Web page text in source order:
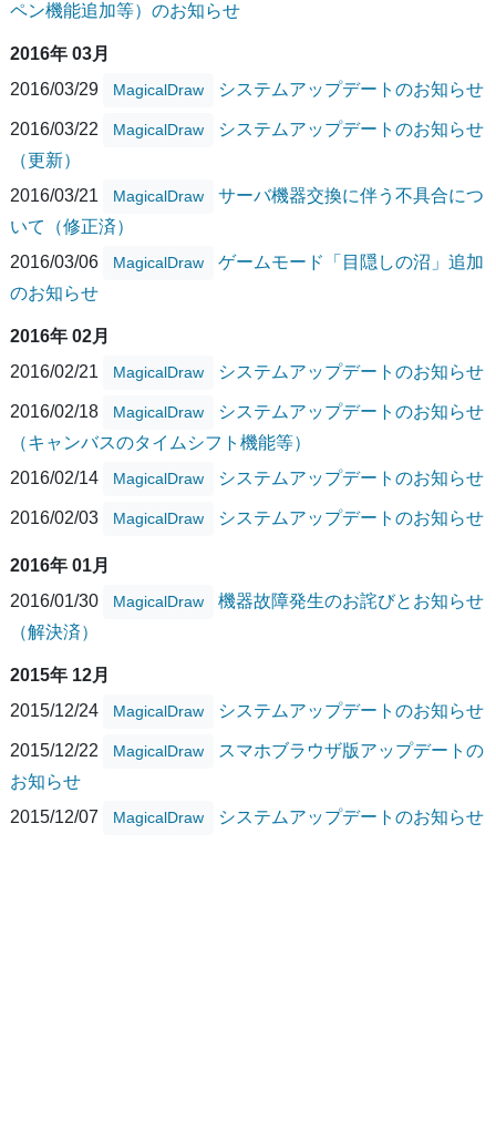
ペン機能追加等）のお知らせ
2016年 03月
2016/03/29
MagicalDraw システムアップデートのお知らせ
2016/03/22 MagicalDraw
システムアップデートのお知らせ
（更新）
2016/03/21
MagicalDraw
サーバ機器交換に伴う不具合につ
いて（修正済）
2016/03/06
MagicalDraw
ゲームモード「目隠しの沼」追加
のお知らせ
2016年 02月
2016/02/21
MagicalDraw システムアップデートのお知らせ
2016/02/18 MagicalDraw
システムアップデートのお知らせ
（キャンバスのタイムシフト機能等）
2016/02/14
MagicalDraw システムアップデートのお知らせ
2016/02/03 MagicalDraw システムアップデートのお知らせ
2016年 01月
2016/01/30
MagicalDraw
機器故障発生のお詫びとお知らせ
（解決済）
2015年 12月
2015/12/24
MagicalDraw システムアップデートのお知らせ
2015/12/22 MagicalDraw
スマホブラウザ版アップデートの
お知らせ
2015/12/07
MagicalDraw システムアップデートのお知らせ